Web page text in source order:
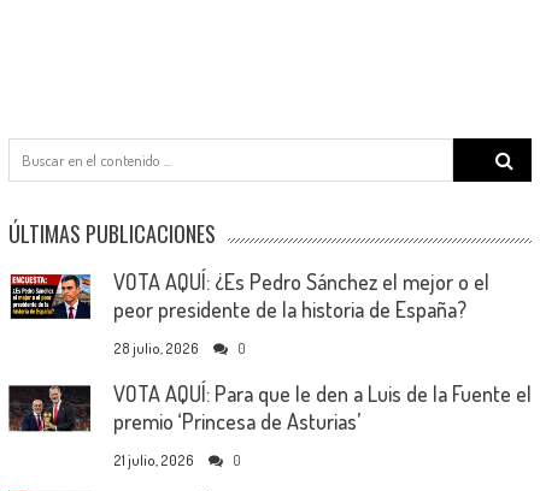
Search
for:
ÚLTIMAS PUBLICACIONES
VOTA AQUÍ: ¿Es Pedro Sánchez el mejor o el
peor presidente de la historia de España?
28 julio, 2026 0
VOTA AQUÍ: Para que le den a Luis de la Fuente el
premio ‘Princesa de Asturias’
21 julio, 2026 0